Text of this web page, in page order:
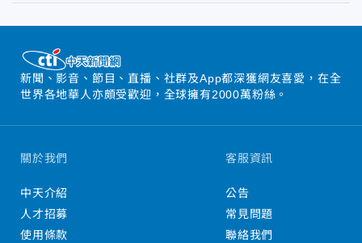
新聞、影音、節目、直播、社群及App都深獲網友喜愛，在全
世界各地華人亦頗受歡迎，全球擁有2000萬粉絲。
關於我們
中天介紹
人才招募
使用條款
客服資訊
公告
常見問題
聯絡我們